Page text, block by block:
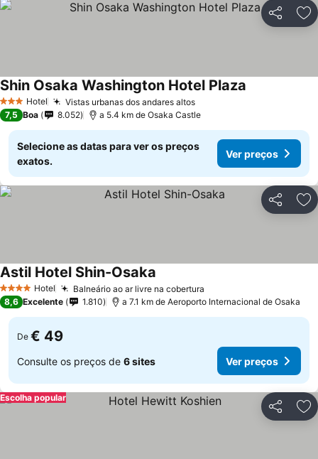
Partilhar
3 EstrelasHotel Vistas urbanas dos andares altosVer preços
Shin Osaka Washington Hotel Plaza
7,5 Boa 8.052 a 5.4 km de Osaka Castle
Selecione as datas para ver os preços
exatos.
Ver preços
Partilhar
4 EstrelasHotel Balneário ao ar livre na cobertura
Astil Hotel Shin-Osaka
8,6 Excelente 1.810 a 7.1 km de Aeroporto Internacional de Osaka
De € 49
Consulte os preços de 6 sites Ver preços
Partilhar
Escolha popular